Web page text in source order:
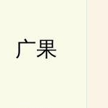
果